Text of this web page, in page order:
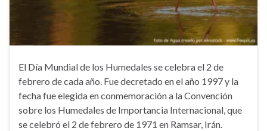
El Día Mundial de los Humedales se celebra el 2 de
febrero de cada año. Fue decretado en el año 1997 y la
fecha fue elegida en conmemoración a la Convención
sobre los Humedales de Importancia Internacional, que
se celebró el 2 de febrero de 1971 en Ramsar, Irán.